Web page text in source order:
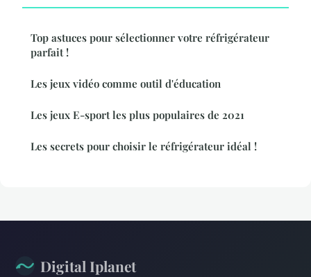
Top astuces pour sélectionner votre réfrigérateur
parfait !
Les jeux vidéo comme outil d'éducation
Les jeux E-sport les plus populaires de 2021
Les secrets pour choisir le réfrigérateur idéal !
Digital Iplanet